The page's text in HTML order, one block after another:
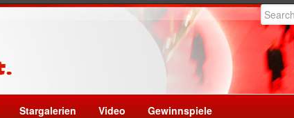
Stargalerien Video Gewinnspiele